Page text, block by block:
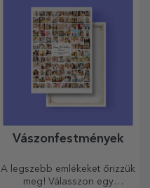
Vászonfestmények
A legszebb emlékeket őrizzük
meg! Válasszon egy